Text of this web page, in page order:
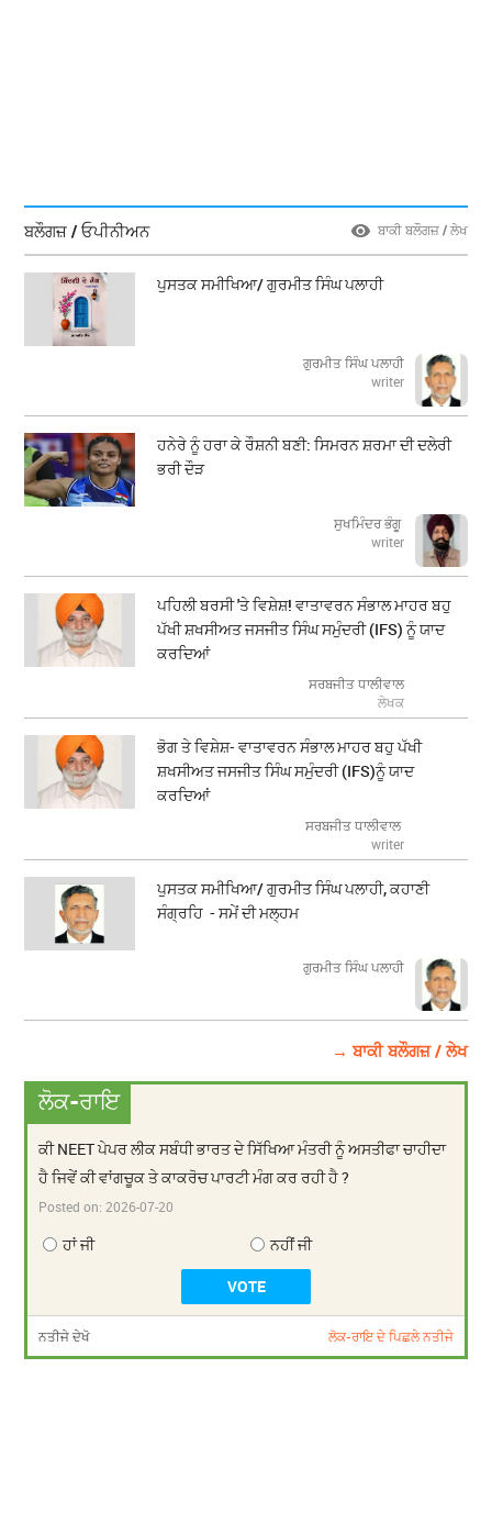
ਬਲੌਗਜ਼ / ਓਪੀਨੀਅਨ ਬਾਕੀ ਬਲੌਗਜ਼ / ਲੇਖ
ਪੁਸਤਕ ਸਮੀਖਿਆ/ ਗੁਰਮੀਤ ਸਿੰਘ ਪਲਾਹੀ
ਗੁਰਮੀਤ ਸਿੰਘ ਪਲਾਹੀ
writer
ਹਨੇਰੇ ਨੂੰ ਹਰਾ ਕੇ ਰੌਸ਼ਨੀ ਬਣੀ: ਸਿਮਰਨ ਸ਼ਰਮਾ ਦੀ ਦਲੇਰੀ
ਭਰੀ ਦੌੜ
ਸੁਖਮਿੰਦਰ ਭੰਗੂ
writer
ਪਹਿਲੀ ਬਰਸੀ 'ਤੇ ਵਿਸ਼ੇਸ਼! ਵਾਤਾਵਰਨ ਸੰਭਾਲ ਮਾਹਰ ਬਹੁ
ਪੱਖੀ ਸ਼ਖਸੀਅਤ ਜਸਜੀਤ ਸਿੰਘ ਸਮੁੰਦਰੀ (IFS) ਨੂੰ ਯਾਦ
ਕਰਦਿਆਂ
ਸਰਬਜੀਤ ਧਾਲੀਵਾਲ
ਲੇਖਕ
ਭੋਗ ਤੇ ਵਿਸ਼ੇਸ਼- ਵਾਤਾਵਰਨ ਸੰਭਾਲ ਮਾਹਰ ਬਹੁ ਪੱਖੀ
ਸ਼ਖਸੀਅਤ ਜਸਜੀਤ ਸਿੰਘ ਸਮੁੰਦਰੀ (IFS)ਨੂੰ ਯਾਦ
ਕਰਦਿਆਂ
ਸਰਬਜੀਤ ਧਾਲੀਵਾਲ
writer
ਪੁਸਤਕ ਸਮੀਖਿਆ/ ਗੁਰਮੀਤ ਸਿੰਘ ਪਲਾਹੀ, ਕਹਾਣੀ
ਸੰਗ੍ਰਹਿ - ਸਮੇਂ ਦੀ ਮਲ੍ਹਮ
ਗੁਰਮੀਤ ਸਿੰਘ ਪਲਾਹੀ
→ ਬਾਕੀ ਬਲੌਗਜ਼ / ਲੇਖ
ਲੋਕ-ਰਾਇ
ਕੀ NEET ਪੇਪਰ ਲੀਕ ਸਬੰਧੀ ਭਾਰਤ ਦੇ ਸਿੱਖਿਆ ਮੰਤਰੀ ਨੂੰ ਅਸਤੀਫਾ ਚਾਹੀਦਾ
ਹੈ ਜਿਵੇਂ ਕੀ ਵਾਂਗਚੂਕ ਤੇ ਕਾਕਰੋਚ ਪਾਰਟੀ ਮੰਗ ਕਰ ਰਹੀ ਹੈ ?
Posted on:2026-07-20
ਹਾਂ ਜੀ ਨਹੀਂ ਜੀ
ਨਤੀਜੇ ਦੇਖੋ ਲੋਕ-ਰਾਇ ਦੇ ਪਿਛਲੇ ਨਤੀਜੇ